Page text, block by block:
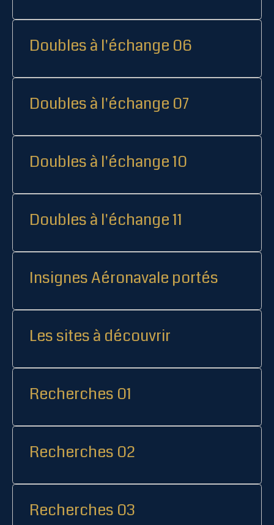
Doubles à l'échange 06
Doubles à l'échange 07
Doubles à l'échange 10
Doubles à l'échange 11
Insignes Aéronavale portés
Les sites à découvrir
Recherches 01
Recherches 02
Recherches 03